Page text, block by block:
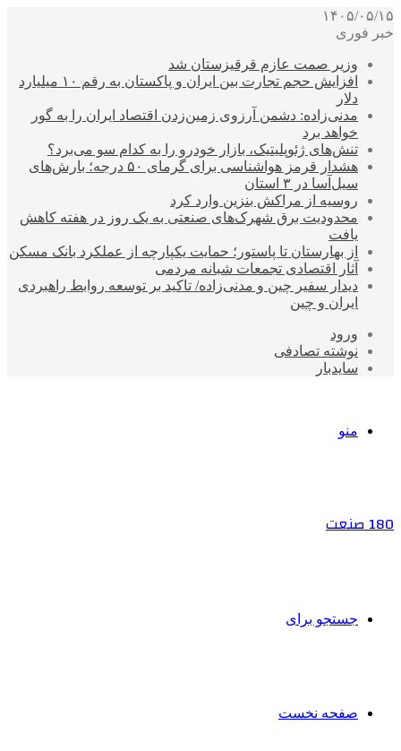
۱۴۰۵/۰۵/۱۵
خبر فوری
وزیر صمت عازم قرقیزستان شد
افزایش حجم تجارت بین ایران و پاکستان به رقم ۱۰ میلیارد
دلار
مدنی‌زاده: دشمن آرزوی زمین‌زدن اقتصاد ایران را به گور
خواهد برد
تنش‌های ژئوپلیتیک، بازار خودرو را به کدام سو می‌برد؟
هشدار قرمز هواشناسی برای گرمای ۵۰ درجه؛ بارش‌های
سیل‌آسا در ۳ استان
روسیه از مراکش بنزین وارد کرد
محدودیت برق شهرک‌های صنعتی به یک روز در هفته کاهش
یافت
از بهارستان تا پاستور؛ حمایت یکپارچه از عملکرد بانک مسکن
آثار اقتصادی تجمعات شبانه مردمی
دیدار سفیر چین و مدنی‌زاده/ تاکید بر توسعه روابط راهبردی
ایران و چین
ورود
نوشته تصادفی
سایدبار
منو
180 صنعت
جستجو برای
صفحه نخست